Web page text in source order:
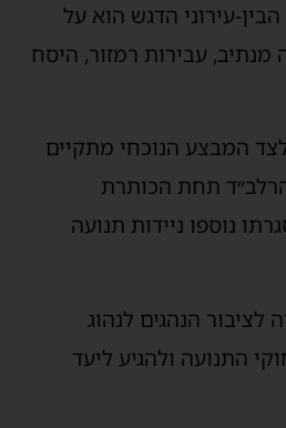
עירוני הדגש הוא על
מנתיב, עבירות רמזור, היסח
המבצע הנוכחי מתקיים
תחת הכותרת
נוספו ניידות תנועה
הנהגים לנהוג
התנועה ולהגיע ליעד